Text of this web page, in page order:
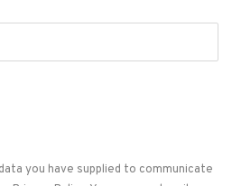
you have supplied to communicate